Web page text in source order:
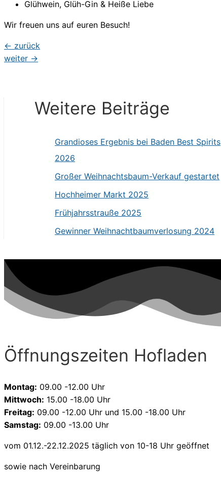
Glühwein, Glüh-Gin & Heiße Liebe
Wir freuen uns auf euren Besuch!
Beitragsnavigation
← zurück
weiter →
Weitere Beiträge
Grandioses Ergebnis bei Baden Best Spirits
2026
Großer Weihnachtsbaum-Verkauf gestartet
Hochheimer Markt 2025
Frühjahrsstrauße 2025
Gewinner Weihnachtbaumverlosung 2024
Öffnungszeiten Hofladen
Montag: 09.00 -12.00 Uhr
Mittwoch: 15.00 -18.00 Uhr
Freitag: 09.00 -12.00 Uhr und 15.00 -18.00 Uhr
Samstag: 09.00 -13.00 Uhr
vom 01.12.-22.12.2025 täglich von 10-18 Uhr geöffnet
sowie nach Vereinbarung